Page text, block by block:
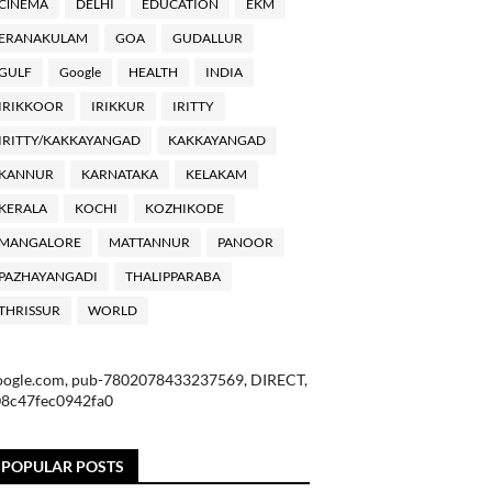
DELHI EDUCATION EKM
ERANAKULAM GOA GUDALLUR
Google HEALTH INDIA
IRIKKOOR IRIKKUR IRITTY
IRITTY/KAKKAYANGAD KAKKAYANGAD
KANNUR KARNATAKA KELAKAM
KERALA KOCHI KOZHIKODE
MANGALORE MATTANNUR PANOOR
PAZHAYANGADI THALIPPARABA
WORLD
pub-7802078433237569, DIRECT,
POPULAR POSTS